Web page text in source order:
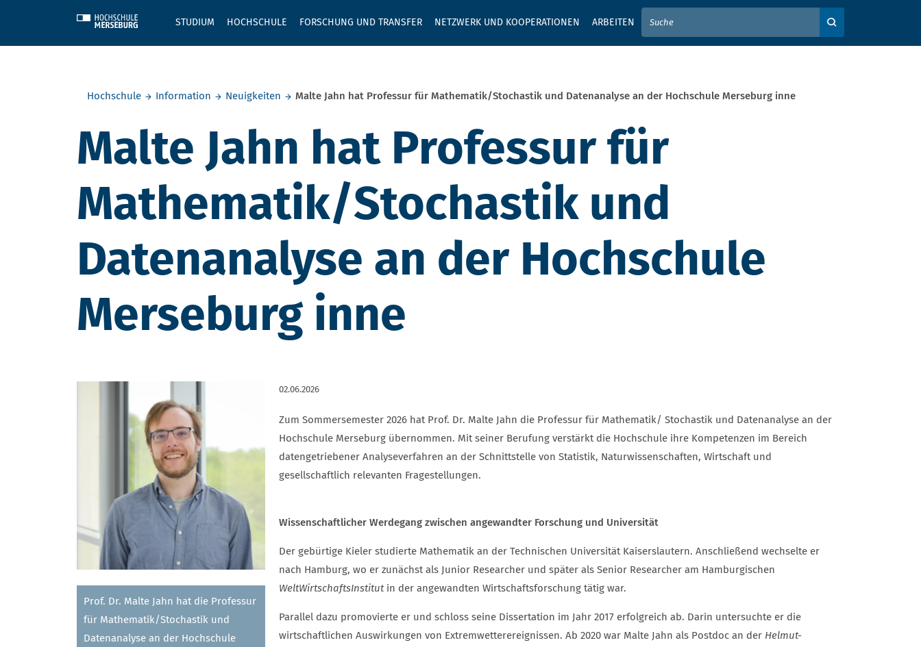
STUDIUM HOCHSCHULE FORSCHUNG UND TRANSFER NETZWERK UND KOOPERATIONEN ARBEITEN
GEBEN SIE HIER IHREN SUCHBEGRIFF EIN
Hochschule
Information Neuigkeiten Malte Jahn hat Professur für Mathematik/Stochastik und Datenanalyse an der Hochschule Merseburg inne
Malte Jahn hat Professur für
Mathematik/Stochastik und
Datenanalyse an der Hochschule
Merseburg inne
Prof. Dr. Malte Jahn hat die Professur
für Mathematik/Stochastik und
Datenanalyse an der Hochschule
02.06.2026
Zum Sommersemester 2026 hat Prof. Dr. Malte Jahn die Professur für Mathematik/ Stochastik und Datenanalyse an der
Hochschule Merseburg übernommen. Mit seiner Berufung verstärkt die Hochschule ihre Kompetenzen im Bereich
datengetriebener Analyseverfahren an der Schnittstelle von Statistik, Naturwissenschaften, Wirtschaft und
gesellschaftlich relevanten Fragestellungen.
Wissenschaftlicher Werdegang zwischen angewandter Forschung und Universität
Der gebürtige Kieler studierte Mathematik an der Technischen Universität Kaiserslautern. Anschließend wechselte er
nach Hamburg, wo er zunächst als Junior Researcher und später als Senior Researcher am Hamburgischen
WeltWirtschaftsInstitut in der angewandten Wirtschaftsforschung tätig war.
Parallel dazu promovierte er und schloss seine Dissertation im Jahr 2017 erfolgreich ab. Darin untersuchte er die
wirtschaftlichen Auswirkungen von Extremwetterereignissen. Ab 2020 war Malte Jahn als Postdoc an der Helmut-